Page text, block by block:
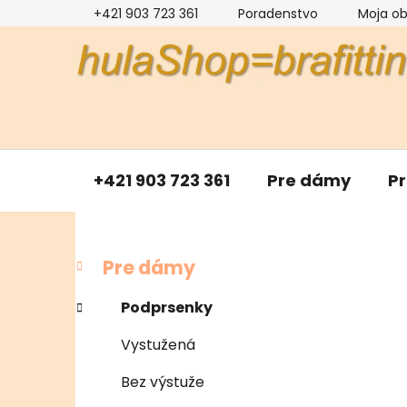
na
+421 903 723 361 Poradenstvo Moja
+421 903 723 361 Pre dámy
B
o
č
Preskočiť
kategórie
K
a
e
Pre dámy
Podprsenky
Vystužená
Bez výstuže